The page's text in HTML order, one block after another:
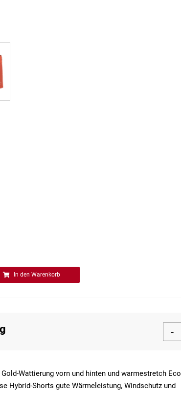
In den Warenkorb
Wattierung vorn und hinten und warmestretch Eco
Hybrid-Shorts gute Wärmeleistung, Windschutz und